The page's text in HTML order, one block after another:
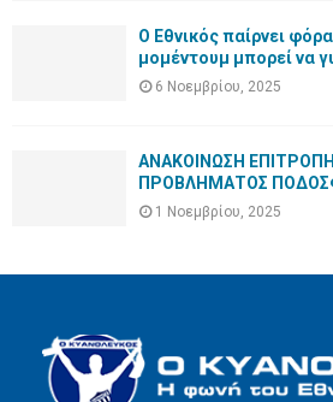
Ο Εθνικός παίρνει
μομέντουμ μπορεί να
6 Νοεμβρίου, 2025
ΑΝΑΚΟΙΝΩΣΗ
ΠΡΟΒΛΗΜΑΤΟΣ
1 Νοεμβρίου, 2025